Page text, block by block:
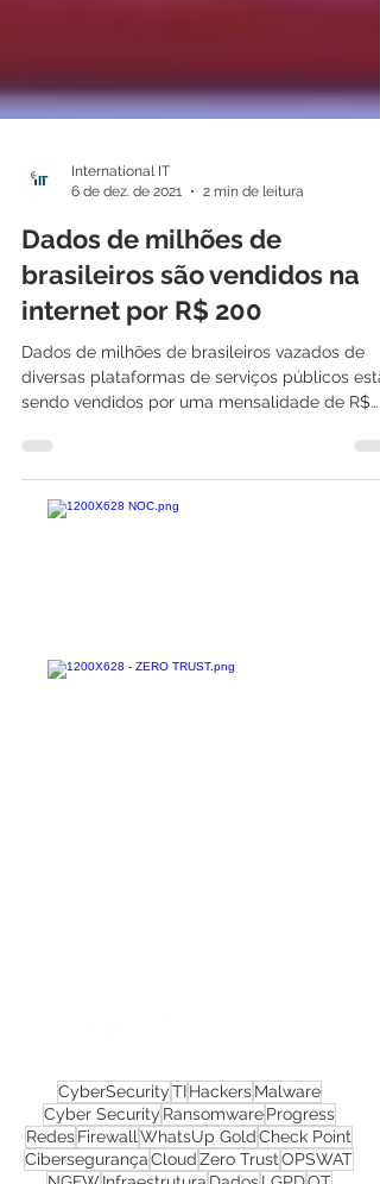
6 de dez. de 2021
2 min de leitura
Dados de milhões de
brasileiros são vendidos na
internet por R$ 200
Dados de milhões de brasileiros vazados de
sendo vendidos por uma mensalidade de R$
200...
CyberSecurityTIHackersMalware
Cyber SecurityRansomwareProgress